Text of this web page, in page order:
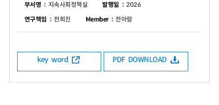
부서명 : 지속사회정책실 발행일 : 2026
연구책임 : 전희진 Member : 전아람
key word PDF DOWNLOAD